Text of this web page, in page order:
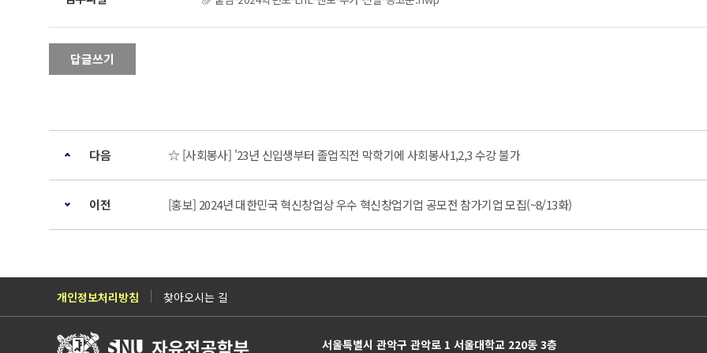
답글쓰기
다음 ☆ [사회봉사] '23년 신입생부터 졸업직전 막학기에 사회봉사1,2,3 수강 불가
이전 [홍보] 2024년 대한민국 혁신창업상 우수 혁신창업기업 공모전 참가기업 모집(~8/13화)
개인정보처리방침 찾아오시는 길
서울특별시 관악구 관악로 1 서울대학교 220동 3층